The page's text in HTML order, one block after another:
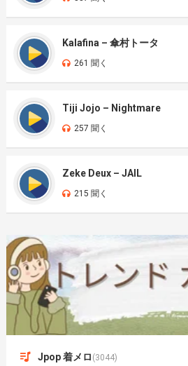
Kalafina – 傘村トータ
261 聞く
Tiji Jojo – Nightmare
257 聞く
Zeke Deux – JAIL
215 聞く
Jpop 着メロ (3044)